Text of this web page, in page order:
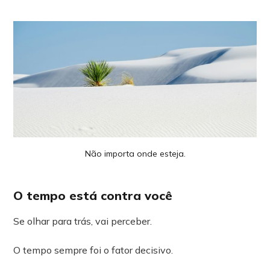
Não importa onde esteja.
O tempo está contra você
Se olhar para trás, vai perceber.
O tempo sempre foi o fator decisivo.